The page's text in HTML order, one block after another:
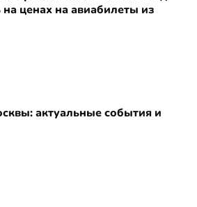
на ценах на авиабилеты из
актуальные события и